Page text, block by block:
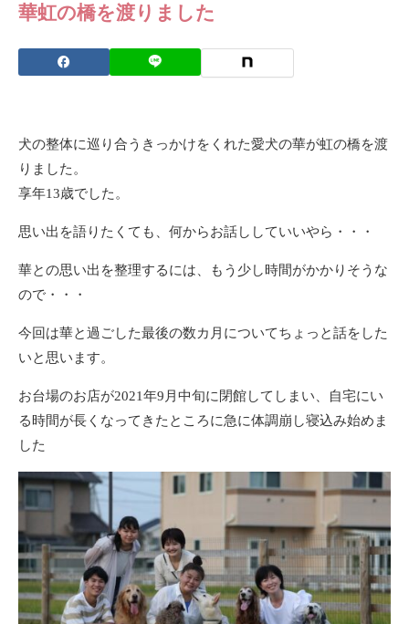
華虹の橋を渡りました
犬の整体に巡り合うきっかけをくれた愛犬の華が虹の橋を渡
りました。
享年13歳でした。
思い出を語りたくても、何からお話ししていいやら・・・
華との思い出を整理するには、もう少し時間がかかりそうな
ので・・・
今回は華と過ごした最後の数カ月についてちょっと話をした
いと思います。
お台場のお店が2021年9月中旬に閉館してしまい、自宅にい
る時間が長くなってきたところに急に体調崩し寝込み始めま
した